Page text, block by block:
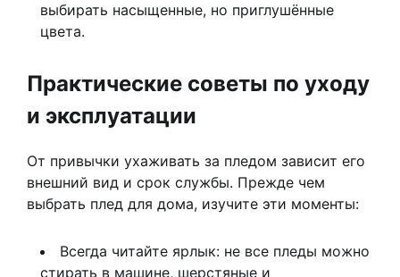
выбирать насыщенные, но приглушённые
цвета.
Практические советы по уходу
и эксплуатации
От привычки ухаживать за пледом зависит его
внешний вид и срок службы. Прежде чем
выбрать плед для дома, изучите эти моменты:
Всегда читайте ярлык: не все пледы можно
стирать в машине, шерстяные и